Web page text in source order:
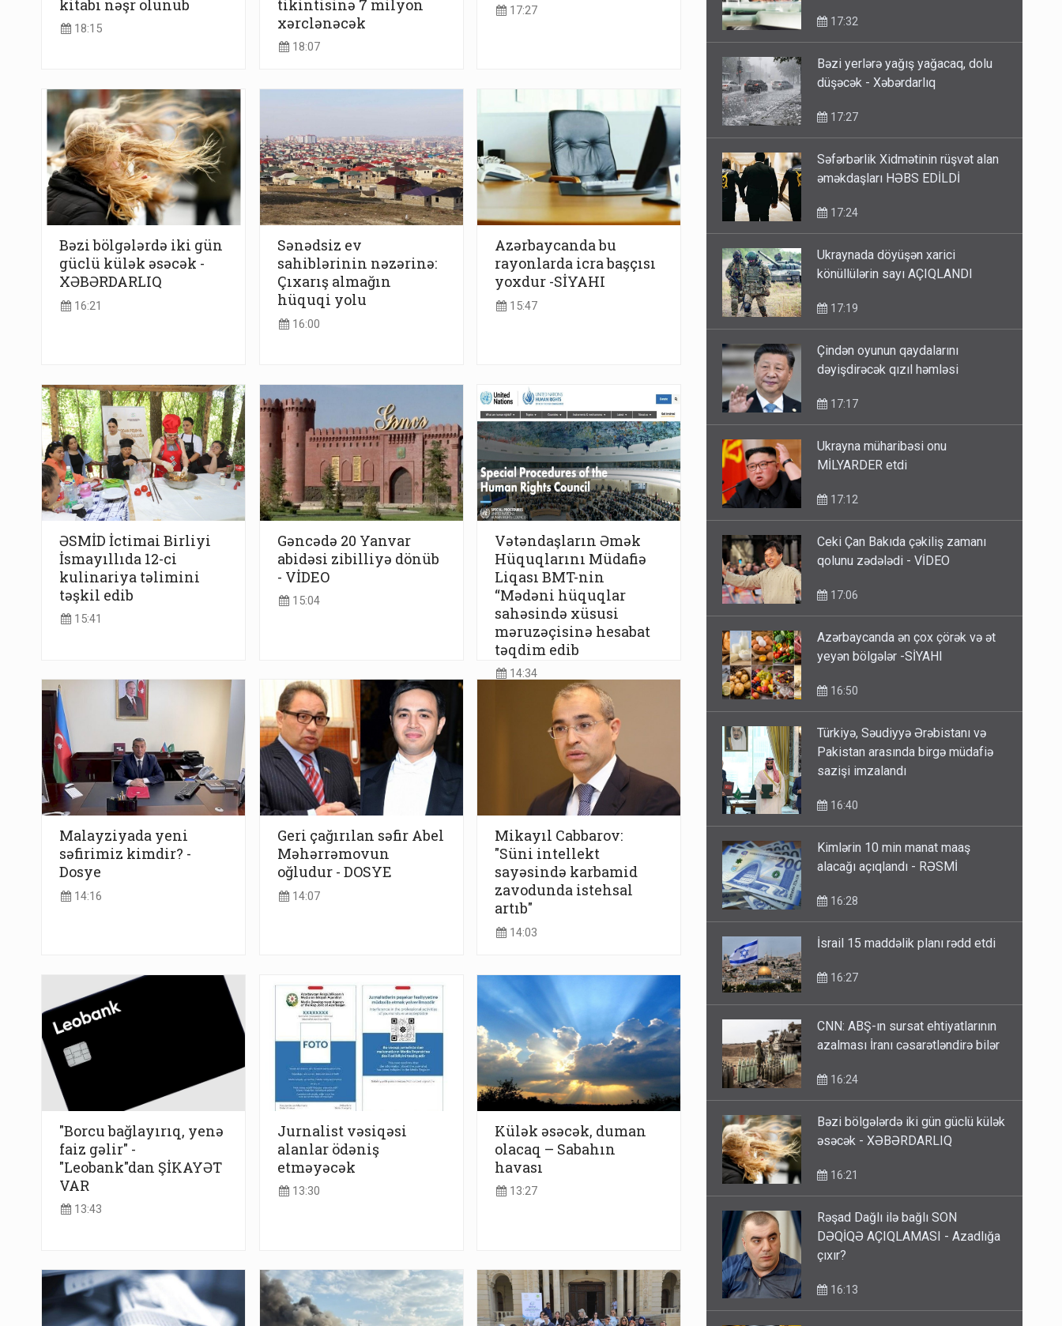
kitabı nəşr olunub
18:15
tikintisinə 7 milyon
xərclənəcək
18:07
17:27
Bəzi bölgələrdə iki gün
güclü külək əsəcək -
XƏBƏRDARLIQ
16:21
Sənədsiz ev
sahiblərinin nəzərinə:
Çıxarış almağın
hüquqi yolu
16:00
Azərbaycanda bu
rayonlarda icra başçısı
yoxdur -SİYAHI
15:47
ƏSMİD İctimai Birliyi
İsmayıllıda 12-ci
kulinariya təlimini
təşkil edib
15:41
Gəncədə 20 Yanvar
abidəsi zibilliyə dönüb
- VİDEO
15:04
Vətəndaşların Əmək
Hüquqlarını Müdafiə
Liqası BMT-nin
“Mədəni hüquqlar
sahəsində xüsusi
məruzəçisinə hesabat
təqdim edib
14:34
Malayziyada yeni
səfirimiz kimdir? -
Dosye
14:16
Geri çağırılan səfir Abel
Məhərrəmovun
oğludur - DOSYE
14:07
Mikayıl Cabbarov:
"Süni intellekt
sayəsində karbamid
zavodunda istehsal
artıb"
14:03
"Borcu bağlayırıq, yenə
faiz gəlir" -
"Leobank"dan ŞİKAYƏT
VAR
13:43
Jurnalist vəsiqəsi
alanlar ödəniş
etməyəcək
13:30
Külək əsəcək, duman
olacaq – Sabahın
havası
13:27
17:32
Bəzi yerlərə yağış yağacaq, dolu
düşəcək - Xəbərdarlıq
17:27
Səfərbərlik Xidmətinin rüşvət alan
əməkdaşları HƏBS EDİLDİ
17:24
Ukraynada döyüşən xarici
könüllülərin sayı AÇIQLANDI
17:19
Çindən oyunun qaydalarını
dəyişdirəcək qızıl həmləsi
17:17
Ukrayna müharibəsi onu
MİLYARDER etdi
17:12
Ceki Çan Bakıda çəkiliş zamanı
qolunu zədələdi - VİDEO
17:06
Azərbaycanda ən çox çörək və ət
yeyən bölgələr -SİYAHI
16:50
Türkiyə, Səudiyyə Ərəbistanı və
Pakistan arasında birgə müdafiə
sazişi imzalandı
16:40
Kimlərin 10 min manat maaş
alacağı açıqlandı - RƏSMİ
16:28
İsrail 15 maddəlik planı rədd etdi
16:27
CNN: ABŞ-ın sursat ehtiyatlarının
azalması İranı cəsarətləndirə bilər
16:24
Bəzi bölgələrdə iki gün güclü külək
əsəcək - XƏBƏRDARLIQ
16:21
Rəşad Dağlı ilə bağlı SON
DƏQİQƏ AÇIQLAMASI - Azadlığa
çıxır?
16:13